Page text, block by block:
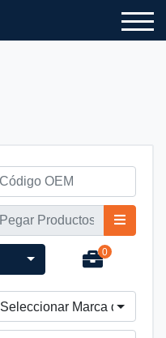
0
Seleccionar Marca de